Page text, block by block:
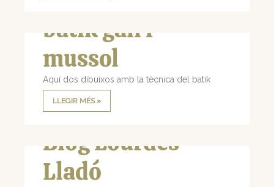
batik gall i
mussol
Aquí dos dibuixos amb la tècnica del batik
LLEGIR MÉS »
Blog Lourdes
Lladó